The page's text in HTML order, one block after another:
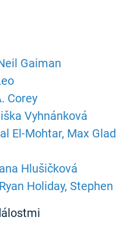
Gaiman
Corey
Vyhnánková
El-Mohtar, Max
Hlušičková
Holiday,